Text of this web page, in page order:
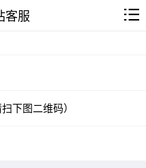
客服
下图二维码）